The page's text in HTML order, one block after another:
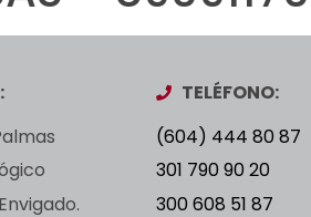
TELÉFONO:
(604) 444 80 87
301 790 90 20
300 608 51 87